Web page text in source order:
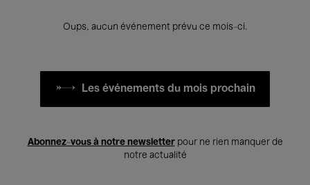
Oups, aucun événement prévu ce mois-ci.
Les événements du mois prochain
Abonnez-vous à notre newsletterpour ne rien manquer de
notre actualité